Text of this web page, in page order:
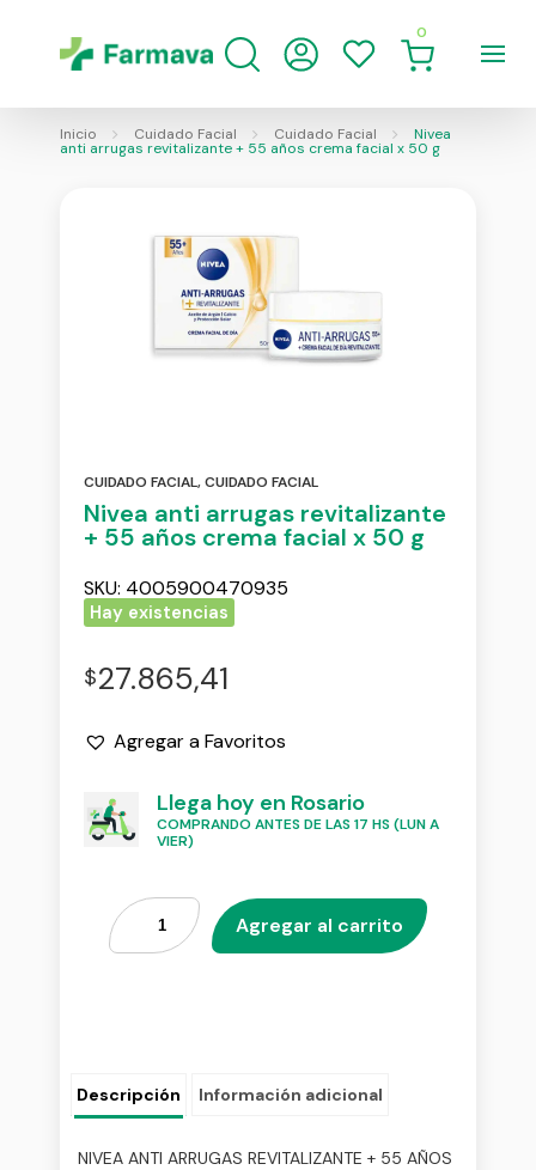
0
Inicio Cuidado Facial Cuidado Facial Nivea
anti arrugas revitalizante + 55 años crema facial x 50 g
CUIDADO FACIAL,CUIDADO FACIAL
Nivea anti arrugas revitalizante
+ 55 años crema facial x 50 g
SKU: 4005900470935
Hay existencias
$27.865,41
Agregar a Favoritos
Llega hoy en Rosario
COMPRANDO ANTES DE LAS 17 HS (LUN A
VIER)
Agregar al carrito
Descripción Información adicional
NIVEA ANTI ARRUGAS REVITALIZANTE + 55 AÑOS